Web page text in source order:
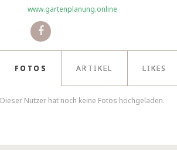
www.gartenplanung.online
FOTOS ARTIKEL LIKES
Dieser Nutzer hat noch keine Fotos hochgeladen.